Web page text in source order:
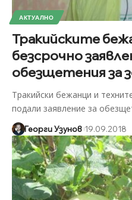
АКТУАЛНО
Тракийските
безсрочно
обезщетения за
Тракийски бежанци и
подали заявление за
Георги Узунов 19.09.2018